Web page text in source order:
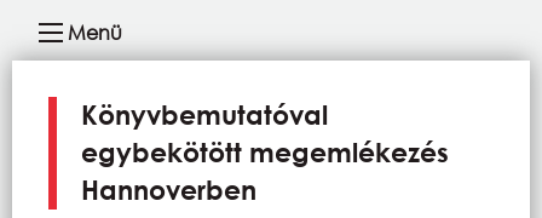
navigáció
Menü
Könyvbemutatóval
egybekötött megemlékezés
Hannoverben